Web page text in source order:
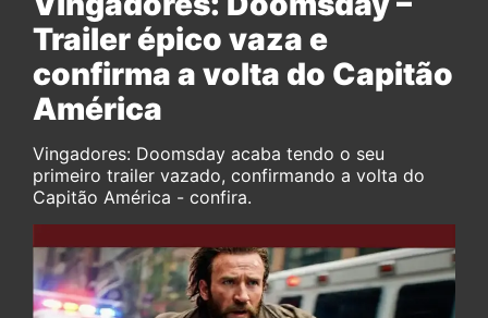
Trailer épico vaza e
confirma a volta do Capitão
América
Vingadores: Doomsday acaba tendo o seu
primeiro trailer vazado, confirmando a volta do
Capitão América - confira.